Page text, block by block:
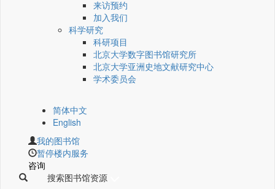
来访预约
加入我们
科学研究
科研项目
北京大学数字图书馆研究所
北京大学亚洲史地文献研究中心
学术委员会
简体中文
English
我的图书馆
暂停楼内服务
咨询
搜索图书馆资源